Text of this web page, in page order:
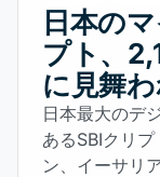
日本の
プト、
に見舞
日本最大のデ
あるSBIクリ
ン、イーサリ